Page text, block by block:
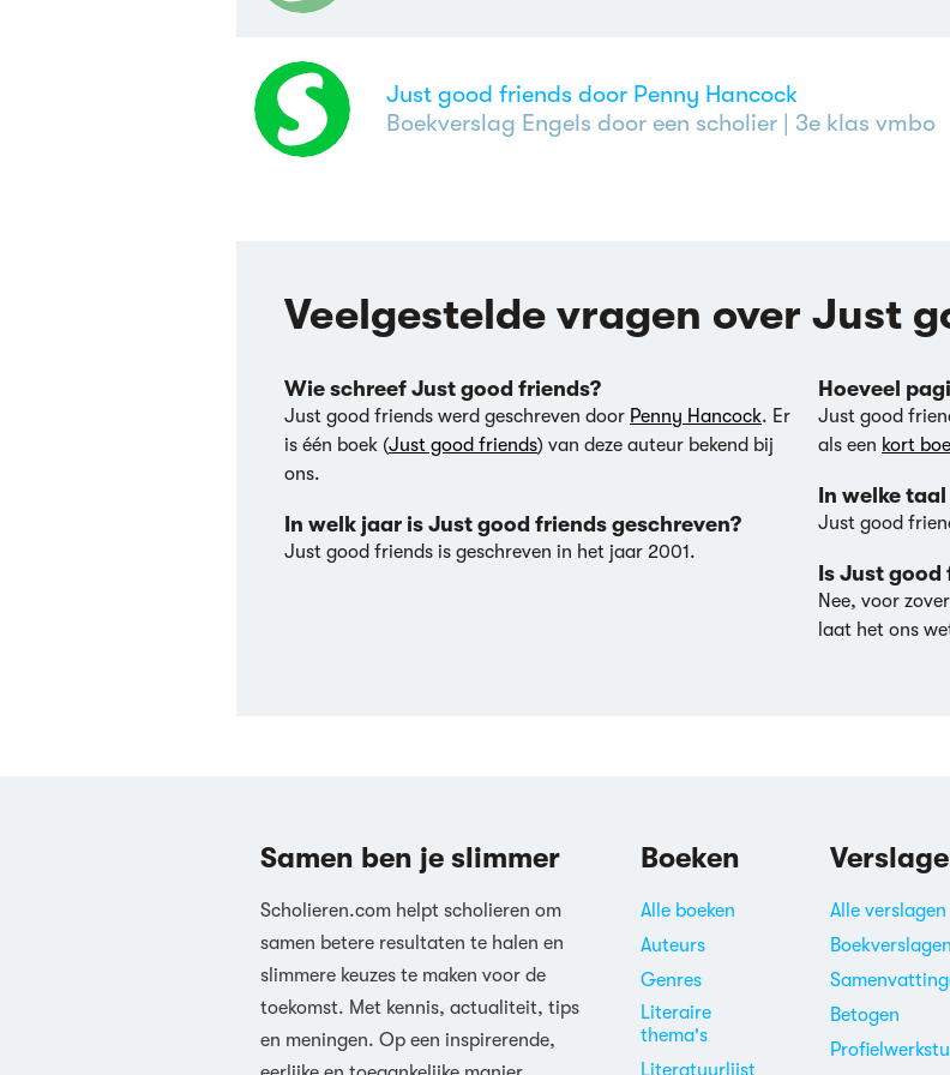
Just good friends door Penny Hancock
Boekverslag Engels door een scholier | 3e klas vmbo
Veelgestelde vragen over Just
Wie schreef Just good friends?
Just good friends werd geschreven door Penny Hancock. Er
is één boek (Just good friends) van deze auteur bekend bij
ons.
In welk jaar is Just good friends geschreven?
Just good friends is geschreven in het jaar 2001.
Hoeveel
Just good
als een kort
In welke
Just good
Is Just
Nee, voor
laat het ons
Samen ben je slimmer
Scholieren.com helpt scholieren om
samen betere resultaten te halen en
slimmere keuzes te maken voor de
toekomst. Met kennis, actualiteit, tips
en meningen. Op een inspirerende,
Boeken
Alle boeken
Auteurs
Genres
Literaire
thema's
Literatuurlijst
Alle verslagen
Boekverslagen
Betogen